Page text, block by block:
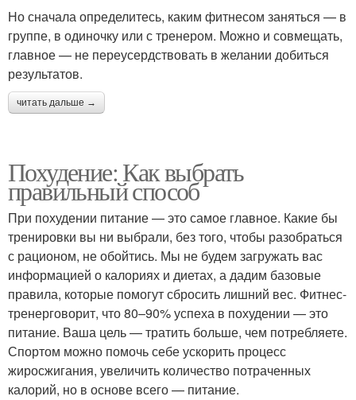
Но сначала определитесь, каким фитнесом заняться — в
группе, в одиночку или с тренером. Можно и совмещать,
главное — не переусердствовать в желании добиться
результатов.
читать дальше →
Похудение: Как выбрать
правильный способ
При похудении питание — это самое главное. Какие бы
тренировки вы ни выбрали, без того, чтобы разобраться
с рационом, не обойтись. Мы не будем загружать вас
информацией о калориях и диетах, а дадим базовые
правила, которые помогут сбросить лишний вес. Фитнес-
тренерговорит, что 80–90% успеха в похудении — это
питание. Ваша цель — тратить больше, чем потребляете.
Спортом можно помочь себе ускорить процесс
жиросжигания, увеличить количество потраченных
калорий, но в основе всего — питание.